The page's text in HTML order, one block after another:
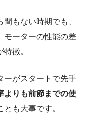
もない時期でも、
モーターの性能の差
徴。
ーがスタートで先手
よりも前節までの使
も大事です。